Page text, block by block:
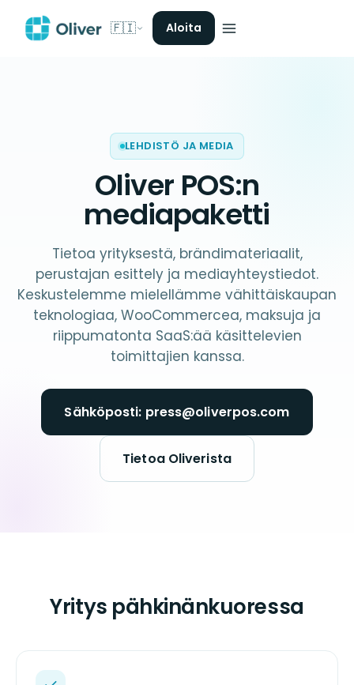
🇫🇮 Aloita
LEHDISTÖ JA MEDIA
Oliver POS:n
mediapaketti
Tietoa yrityksestä, brändimateriaalit,
perustajan esittely ja mediayhteystiedot.
Keskustelemme mielellämme vähittäiskaupan
teknologiaa, WooCommercea, maksuja ja
riippumatonta SaaS:ää käsittelevien
toimittajien kanssa.
Sähköposti: press@oliverpos.com
Tietoa Oliverista
Yritys pähkinänkuoressa